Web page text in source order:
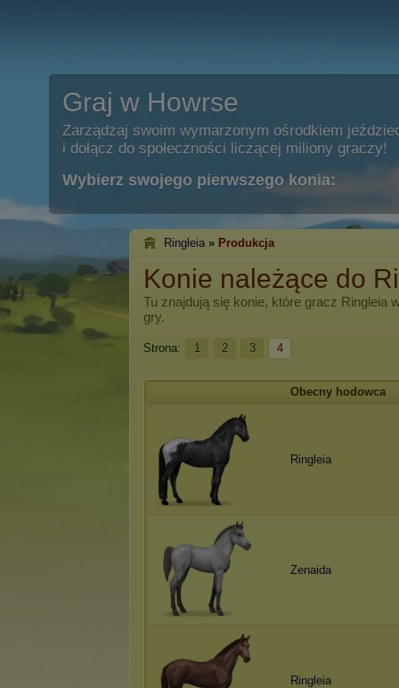
Graj w Howrse
Zarządzaj swoim wymarzonym ośrodkiem
i dołącz do społeczności liczącej miliony graczy!
Wybierz swojego pierwszego konia:
Ringleia » Produkcja
Konie należące do
Tu znajdują się konie, które gracz Ringleia
gry.
Strona: 1 2 3 4
Obecny hodowca
Ringleia
Zenaida
Ringleia